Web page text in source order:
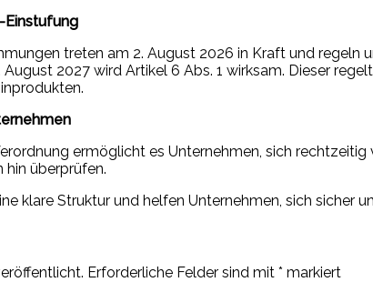
Einstufung
treten am 2. August 2026 in Kraft und
August 2027 wird Artikel 6 Abs. 1 wirksam. Dieser
ermöglicht es Unternehmen, sich
überprüfen.
klare Struktur und helfen Unternehmen, sich sicher
Erforderliche Felder sind mit * markiert